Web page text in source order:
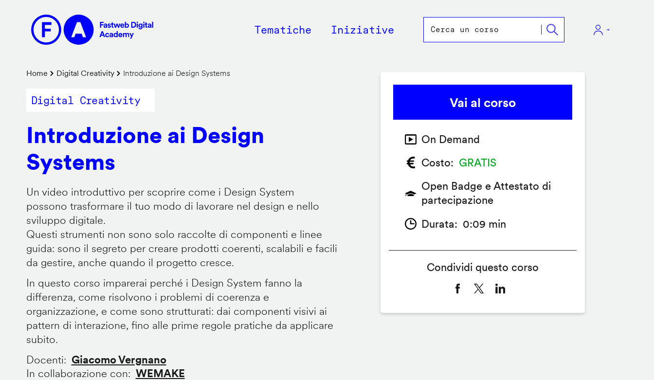
contenuto
principale
Main
Tematiche Iniziative
Briciole
di
Home Digital Creativity Introduzione ai Design Systems
Digital Creativity
Introduzione ai Design
Systems
Un video introduttivo per scoprire come i Design System
possono trasformare il tuo modo di lavorare nel design e nello
sviluppo digitale.
Questi strumenti non sono solo raccolte di componenti e linee
guida: sono il segreto per creare prodotti coerenti, scalabili e facili
da gestire, anche quando il progetto cresce.
In questo corso imparerai perché i Design System fanno la
differenza, come risolvono i problemi di coerenza e
organizzazione, e come sono strutturati: dai componenti visivi ai
pattern di interazione, fino alle prime regole pratiche da applicare
subito.
Docenti
Giacomo Vergnano
In collaborazione con
WEMAKE
Vai al corso
On Demand
Costo
GRATIS
Open Badge e Attestato di
partecipazione
Durata
0:09 min
Condividi questo corso